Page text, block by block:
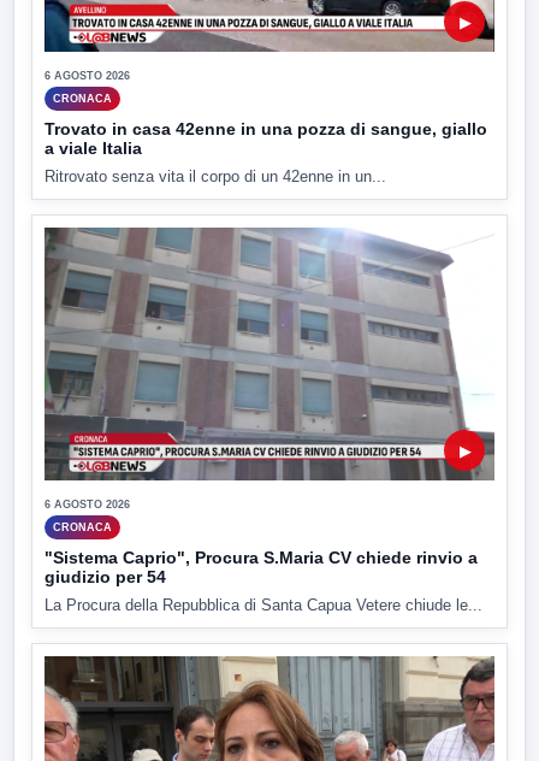
▶
6 AGOSTO 2026
CRONACA
Trovato in casa 42enne in una pozza di sangue, giallo
a viale Italia
Ritrovato senza vita il corpo di un 42enne in un...
▶
6 AGOSTO 2026
CRONACA
"Sistema Caprio", Procura S.Maria CV chiede rinvio a
giudizio per 54
La Procura della Repubblica di Santa Capua Vetere chiude le...